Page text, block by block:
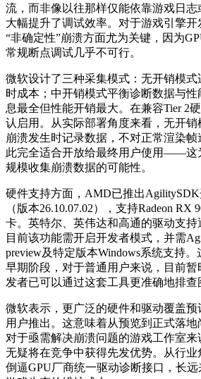
流，而非像以往那样仅能依靠游戏日志
大幅提升了调试效率。对于游戏引擎
“非确定性”崩溃方面尤为关键，因为
常规断点调试几乎不可行。
微软设计了三种采集模式：无开销模
时成本；中开销模式平衡诊断数据与
息最全但性能开销最大。在兼容Tier 2
认启用。从实际部署角度来看，无开
崩溃发生时记录数据，不对正常渲染
此完全适合开放给最终用户使用——这
规模收集崩溃数据的可能性。
硬件支持方面，AMD已推出
（版本26.10.07.02），支持Radeon RX
卡。英特尔、英伟达和高通的驱动支持
目前该功能需开启开发者模式，并需
preview及特定版本Windows系统支持
早期阶段，对于普通用户来说，目前
发者已可以通过这套工具更准确地排查
微软表示，更广泛的硬件和驱动覆盖预
用户推出。这意味着从预览到正式落地
对于亟需解决崩溃问题的游戏工作室
无疑将在竞争中获得先发优势。从行
倒逼GPU厂商统一驱动诊断接口，长